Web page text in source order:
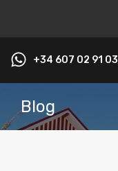
+34 607 02 91 03
Blog